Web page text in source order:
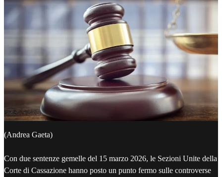
(Andrea Gaeta)
Con due sentenze gemelle del 15 marzo 2026, le Sezioni Unite della
Corte di Cassazione hanno posto un punto fermo sulle controverse